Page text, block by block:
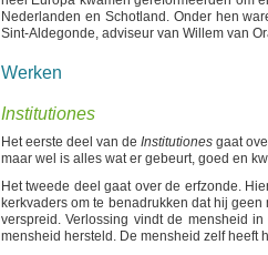
Nederlanden en Schotland. Onder hen
Sint-Aldegonde, adviseur van Willem van
Werken
Institutiones
Het eerste deel van de Institutiones gaat
maar wel is alles wat er gebeurt, goed en
Het tweede deel gaat over de erfzonde.
kerkvaders om te benadrukken dat hij
verspreid. Verlossing vindt de mensheid
mensheid hersteld. De mensheid zelf heeft